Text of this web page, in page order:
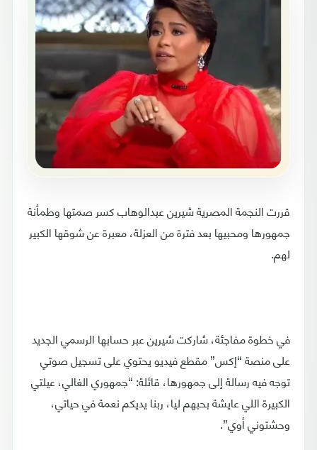
قررت النجمة المصرية شيرين عبدالوهاب كسر صمتها وطمأنة
جمهورها ومحبيها بعد فترة من العزلة، معبرة عن شوقها الكبير
لهم.
في خطوة مفاجئة، شاركت شيرين عبر حسابها الرسمي الجديد
على منصة “إكس” مقطع فيديو يحتوي على تسجيل صوتي
توجه فيه رسالة إلى جمهورها، قائلة: “جمهوري الغالي، عيلتي
الكبيرة اللي عايشة بحبهم ليا، ربنا يديكم نعمة في حياتي،
وحشتوني أوي”.